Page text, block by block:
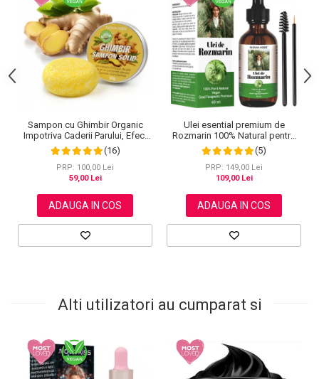
Sampon cu Ghimbir Organic
Impotriva Caderii Parului, Efect
Regenerator, 100% Natural,
NOVA KISS® 60 g
(16)
PRP: 100,00 Lei
59,00 Lei
ADAUGA IN COS
Ulei esential premium de
Rozmarin 100% Natural pentru
stimularea cresterii parului,
genelor, sprancenelor sau
unghiilor, NOVA KISS® 60 ml
(5)
PRP: 149,00 Lei
109,00 Lei
ADAUGA IN COS
Alti utilizatori au cumparat si